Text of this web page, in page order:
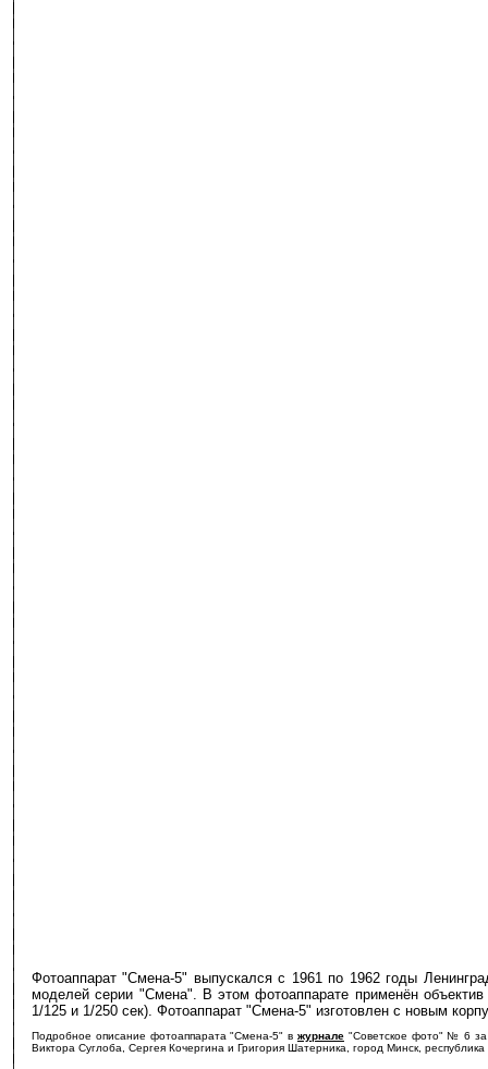
Фотоаппарат "Смена-5" выпускался с 1961 по 1962 годы
моделей серии "Смена". В этом фотоаппарате применён
1/125 и 1/250 сек). Фотоаппарат "Смена-5" изготовлен с новым
Подробное описание фотоаппарата "Смена-5" в журнале"Советское фото" №
Виктора Суглоба, Сергея Кочергина и Григория Шатерника, город Минск,